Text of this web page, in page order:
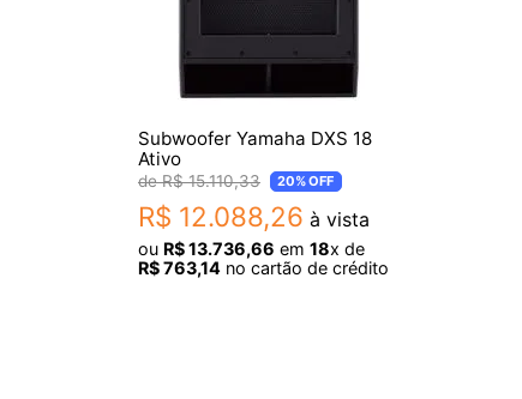
Subwoofer Yamaha DXS 18
Ativo
R$ 15.110,33 20%OFF
R$ 12.088,26 à vista
ou R$13.736,66 em 18x de
R$763,14 no cartão de crédito